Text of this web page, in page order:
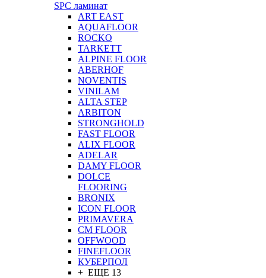
SPC ламинат
ART EAST
AQUAFLOOR
ROCKO
TARKETT
ALPINE FLOOR
ABERHOF
NOVENTIS
VINILAM
ALTA STEP
ARBITON
STRONGHOLD
FAST FLOOR
ALIX FLOOR
ADELAR
DAMY FLOOR
DOLCE
FLOORING
BRONIX
ICON FLOOR
PRIMAVERA
CM FLOOR
OFFWOOD
FINEFLOOR
КУБЕРПОЛ
+ ЕЩЕ 13